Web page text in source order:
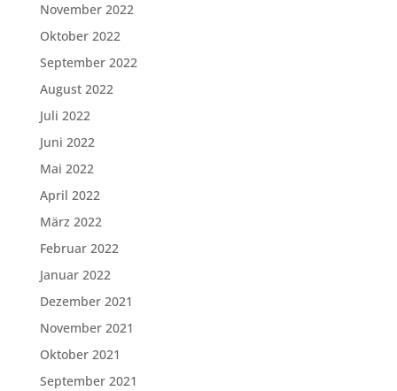
November 2022
Oktober 2022
September 2022
August 2022
Juli 2022
Juni 2022
Mai 2022
April 2022
März 2022
Februar 2022
Januar 2022
Dezember 2021
November 2021
Oktober 2021
September 2021